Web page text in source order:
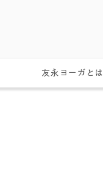
友永ヨーガとは